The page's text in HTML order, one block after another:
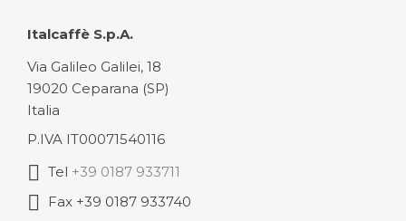
Italcaffè S.p.A.
Via Galileo Galilei, 18
19020 Ceparana (SP)
Italia
P.IVA IT00071540116
Tel +39 0187 933711
Fax +39 0187 933740